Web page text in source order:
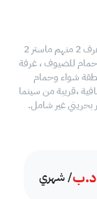
د.ب/ شهري
فيلا للايجار في سار ،المساحة 500 متر مربع ،مكونة من 4 غرف 2 منهم ماستر 2
،حمام للضيوف ، غرفة
شواء وحمام
،قريبة من سينما